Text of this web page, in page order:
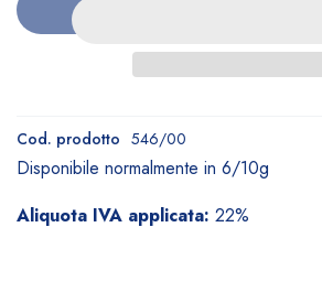
Cod. prodotto 546/00
Disponibile normalmente in 6/10g
Aliquota IVA applicata: 22%